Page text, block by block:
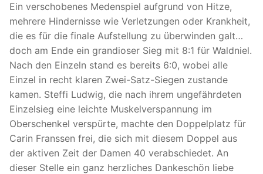
Ein verschobenes Medenspiel aufgrund von Hitze,
mehrere Hindernisse wie Verletzungen oder Krankheit,
die es für die finale Aufstellung zu überwinden galt…
doch am Ende ein grandioser Sieg mit 8:1 für Waldniel.
Nach den Einzeln stand es bereits 6:0, wobei alle
Einzel in recht klaren Zwei-Satz-Siegen zustande
kamen. Steffi Ludwig, die nach ihrem ungefährdeten
Einzelsieg eine leichte Muskelverspannung im
Oberschenkel verspürte, machte den Doppelplatz für
Carin Franssen frei, die sich mit diesem Doppel aus
der aktiven Zeit der Damen 40 verabschiedet. An
dieser Stelle ein ganz herzliches Dankeschön liebe